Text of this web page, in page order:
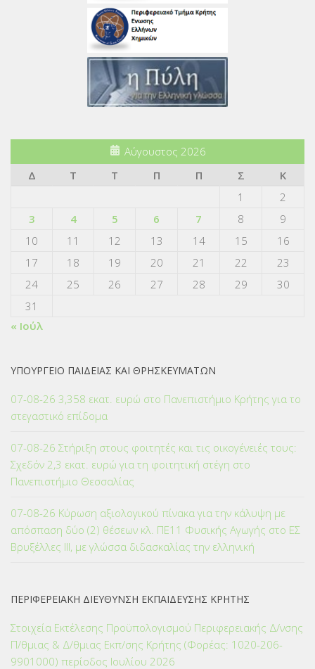
Αύγουστος 2026
Δ
Τ Τ Π Π Σ
Κ
1
2
3
4 5 6 7 8
9
10
11 12 13 14 15
16
17
18 19 20 21 22
23
24
25 26 27 28 29
30
31
« Ιούλ
ΥΠΟΥΡΓΕΙΟ ΠΑΙΔΕΙΑΣ ΚΑΙ ΘΡΗΣΚΕΥΜΑΤΩΝ
07-08-26 3,358 εκατ. ευρώ στο Πανεπιστήμιο Κρήτης για το
στεγαστικό επίδομα
07-08-26 Στήριξη στους φοιτητές και τις οικογένειές τους:
Σχεδόν 2,3 εκατ. ευρώ για τη φοιτητική στέγη στο
Πανεπιστήμιο Θεσσαλίας
07-08-26 Κύρωση αξιολογικού πίνακα για την κάλυψη με
απόσπαση δύο (2) θέσεων κλ. ΠΕ11 Φυσικής Αγωγής στο ΕΣ
Βρυξέλλες ΙΙΙ, με γλώσσα διδασκαλίας την ελληνική
ΠΕΡΙΦΕΡΕΙΑΚΗ ΔΙΕΥΘΥΝΣΗ ΕΚΠΑΙΔΕΥΣΗΣ ΚΡΗΤΗΣ
Στοιχεία Εκτέλεσης Προϋπολογισμού Περιφερειακής Δ/νσης
Π/θμιας & Δ/θμιας Εκπ/σης Κρήτης (Φορέας: 1020-206-
9901000) περίοδος Ιουλίου 2026